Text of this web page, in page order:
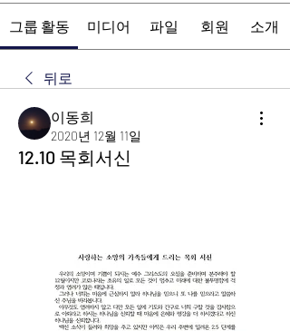
그룹 활동 미디어 파일 회원 소개
뒤로
이동희
2020년 12월 11일
12.10 목회서신